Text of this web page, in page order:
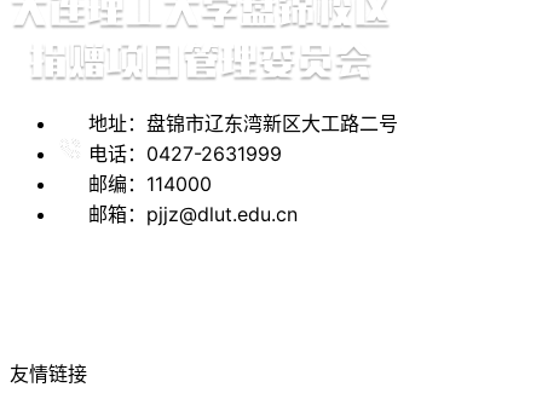
地址：盘锦市辽东湾新区大工路二号
电话：0427-2631999
邮编：114000
邮箱：pjjz@dlut.edu.cn
友情链接